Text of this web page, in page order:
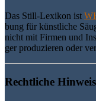
Das Still-Lexi­kon ist
bung für künst­li­che
nicht mit Fir­men und
ger pro­du­zie­ren oder
Recht­li­che